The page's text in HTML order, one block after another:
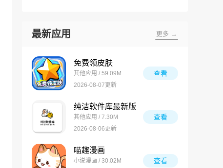
最新应用 更多 →
免费领皮肤
其他应用 / 59.09M
2026-08-07更新
查看
纯洁软件库最新版
其他应用 / 7.30M
2026-08-06更新
查看
喵趣漫画
小说漫画 / 30.02M
查看